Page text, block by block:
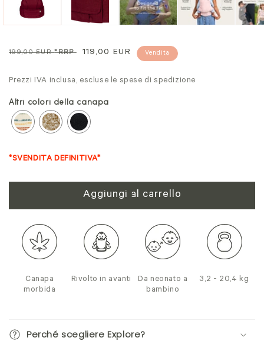
Prezzo
199,00 EUR*RRP
Prezzo
vendita
119,00 EUR Vendita
Prezzi IVA inclusa, escluse le spese di spedizione
Altri colori della canapa
*SVENDITA DEFINITIVA*
Aggiungi al carrello
Canapa
morbida
Rivolto in avanti
Da neonato a
bambino
3,2 - 20,4 kg
Perché scegliere Explore?